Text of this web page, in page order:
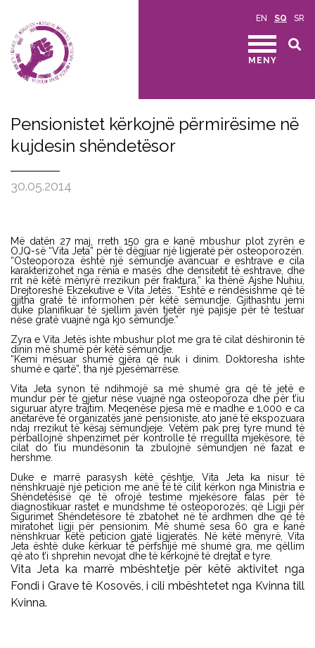
EN SQ SR
MENY
Pensionistet kërkojnë përmirësime në
kujdesin shëndetësor
30.05.2014
Më datën 27 maj, rreth 150 gra e kanë mbushur plot zyrën e
OJQ-së “Vita Jeta” për të dëgjuar një ligjeratë për osteoporozën.
“Osteoporoza është një sëmundje avancuar e eshtrave e cila
karakterizohet nga rënia e masës dhe densitetit të eshtrave, dhe
rrit në këtë mënyrë rrezikun për fraktura,” ka thënë Ajshe Nuhiu,
Drejtoreshë Ekzekutive e Vita Jetës. “Është e rëndësishme që të
gjitha gratë të informohen për këtë sëmundje. Gjithashtu jemi
duke planifikuar të sjellim javën tjetër një pajisje për të testuar
nëse gratë vuajnë nga kjo sëmundje.”
Zyra e Vita Jetës ishte mbushur plot me gra të cilat dëshironin të
dinin më shumë për këtë sëmundje.
“Kemi mësuar shumë gjëra që nuk i dinim. Doktoresha ishte
shumë e qartë”, tha një pjesëmarrëse.
Vita Jeta synon të ndihmojë sa më shumë gra që të jetë e
mundur për të gjetur nëse vuajnë nga osteoporoza dhe për t’iu
siguruar atyre trajtim. Meqenëse pjesa më e madhe e 1,000 e ca
anëtarëve të organizatës janë pensioniste, ato janë të ekspozuara
ndaj rrezikut të kësaj sëmundjeje. Vetëm pak prej tyre mund të
përballojnë shpenzimet për kontrolle të rregullta mjekësore, të
cilat do t’iu mundësonin ta zbulojnë sëmundjen në fazat e
hershme.
Duke e marrë parasysh këtë çështje, Vita Jeta ka nisur të
nënshkruajë një peticion me anë të të cilit kërkon nga Ministria e
Shëndetësisë që të ofrojë testime mjekësore falas për të
diagnostikuar rastet e mundshme të osteoporozës; që Ligji për
Sigurimet Shëndetësore të zbatohet në të ardhmen dhe që të
miratohet ligji për pensionim. Më shumë sesa 60 gra e kanë
nënshkruar këtë peticion gjatë ligjeratës. Në këtë mënyrë, Vita
Jeta është duke kërkuar të përfshijë më shumë gra, me qëllim
që ato t’i shprehin nevojat dhe të kërkojnë të drejtat e tyre.
Vita Jeta ka marrë mbështetje për këtë aktivitet nga
Fondi i Grave të Kosovës, i cili mbështetet nga Kvinna till
Kvinna.